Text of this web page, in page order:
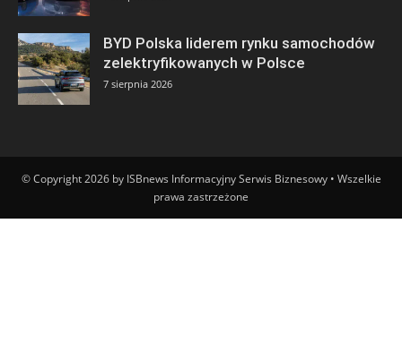
BYD Polska liderem rynku samochodów
zelektryfikowanych w Polsce
7 sierpnia 2026
© Copyright 2026 by ISBnews Informacyjny Serwis Biznesowy • Wszelkie
prawa zastrzeżone